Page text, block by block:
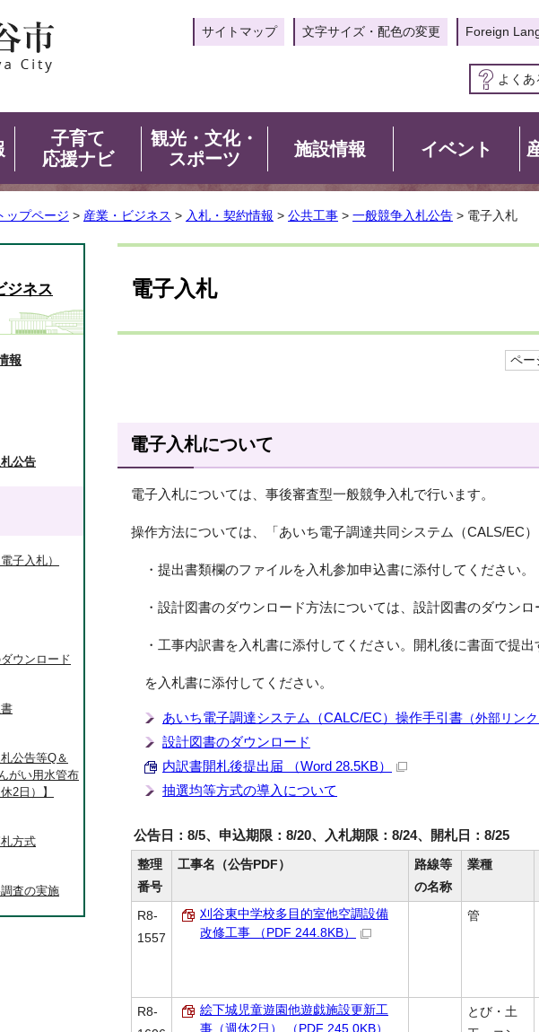
サイトマップ 文字サイズ・配色の変更 Foreign
よくあ
子育て
応援ナビ
観光・文化・
スポーツ
施設情報 イベント
ップページ > 産業・ビジネス > 入札・契約情報 > 公共工事 > 一般競争入札公告 > 電子入札
電子入札
ペー
電子入札について
電子入札については、事後審査型一般競争入札で行います。
操作方法については、「あいち電子調達共同システム（CALS/EC
・提出書類欄のファイルを入札参加申込書に添付してください。
・設計図書のダウンロード方法については、設計図書のダウンロ
・工事内訳書を入札書に添付してください。開札後に書面で提
を入札書に添付してください。
あいち電子調達システム（CALC/EC）操作手引書 （外部リンク
設計図書のダウンロード
内訳書開札後提出届 （Word 28.5KB）
抽選均等方式の導入について
公告日：8/5、申込期限：8/20、入札期限：8/24、開札日：8/25
整理
番号
工事名（公告PDF）
路線等
の名称
業種
R8-
1557
刈谷東中学校多目的室他空調設備
改修工事 （PDF 244.8KB）
管
R8-
絵下城児童遊園他遊戯施設更新工
事（週休2日） （PDF 245.0KB）
とび・土
ジネス
報
公告
子入札）
ウンロード
公告等Q＆
がい用水管布
2日）】
方式
査の実施